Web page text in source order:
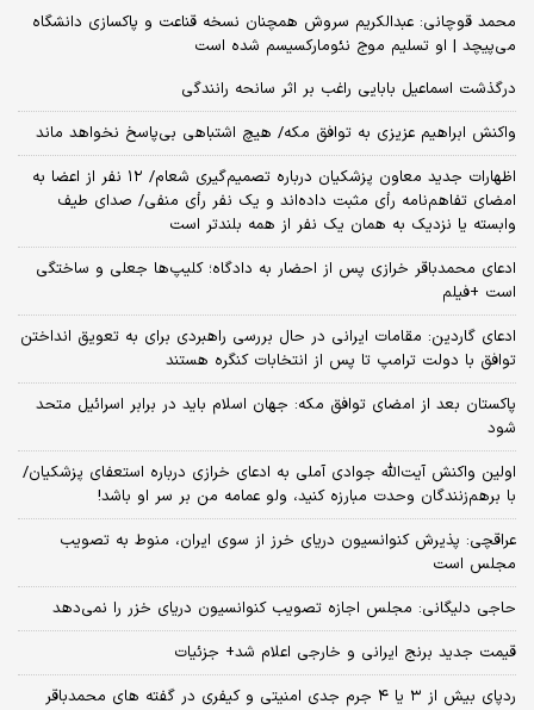
محمد قوچانی: عبدالکریم سروش همچنان نسخه قناعت و پاکسازی دانشگاه
می‌پیچد | او تسلیم موج نئومارکسیسم شده است
درگذشت اسماعیل بابایی راغب بر اثر سانحه رانندگی
واکنش ابراهیم عزیزی به توافق مکه/ هیچ اشتباهی بی‌پاسخ نخواهد ماند
اظهارات جدید معاون پزشکیان درباره تصمیم‌گیری شعام/ ۱۲ نفر از اعضا به
امضای تفاهم‌نامه رأی مثبت داده‌اند و یک نفر رأی منفی/ صدای طیف
وابسته یا نزدیک به همان یک نفر از همه بلندتر است
ادعای محمدباقر خرازی پس از احضار به دادگاه؛ کلیپ‌ها جعلی و ساختگی
است +فیلم
ادعای گاردین: مقامات ایرانی در حال بررسی راهبردی برای به تعویق انداختن
توافق با دولت ترامپ تا پس از انتخابات کنگره هستند
پاکستان بعد از امضای توافق مکه: جهان اسلام باید در برابر اسرائیل متحد
شود
اولین واکنش آیت‌الله جوادی آملی به ادعای خرازی درباره استعفای پزشکیان/
با برهم‌زنندگان وحدت مبارزه کنید، ولو عمامه من بر سر او باشد!
عراقچی: پذیرش کنوانسیون دریای خرز از سوی ایران، منوط به تصویب
مجلس است
حاجی دلیگانی: مجلس اجازه تصویب کنوانسیون دریای خزر را نمی‌دهد
قیمت جدید برنج ایرانی و خارجی اعلام شد+ جزئیات
ردپای بیش از ۳ یا ۴ جرم جدی امنیتی و کیفری در گفته های محمدباقر